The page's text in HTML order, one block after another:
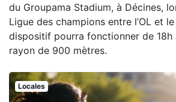
du Groupama Stadium, à Décines,
Ligue des champions entre l’OL et
dispositif pourra fonctionner de 18h
rayon de 900 mètres.
Locales